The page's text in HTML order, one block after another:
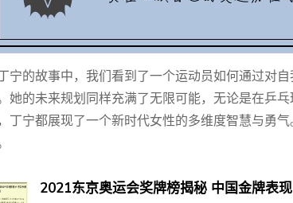
宁的故事中，我们看到了一个运动员如何通过对
她的未来规划同样充满了无限可能，无论是在乒
丁宁都展现了一个新时代女性的多维度智慧与勇
2021东京奥运会奖牌榜揭秘 中国金牌表